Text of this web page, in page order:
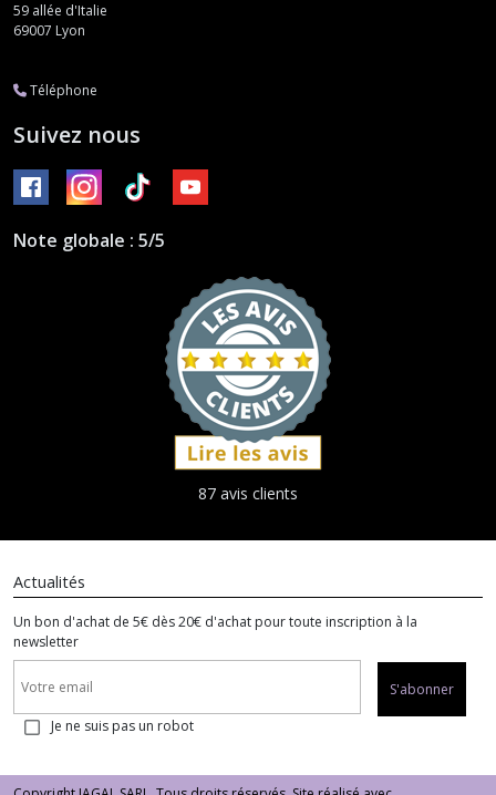
59 allée d'Italie
69007 Lyon
Téléphone
Suivez nous
Note globale : 5/5
87 avis clients
Actualités
Un bon d'achat de 5€ dès 20€ d'achat pour toute inscription à la
newsletter
S'abonner
Je ne suis pas un robot